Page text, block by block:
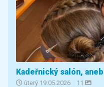
Kadeřnický salón,
úterý 19.05.2026 | 11